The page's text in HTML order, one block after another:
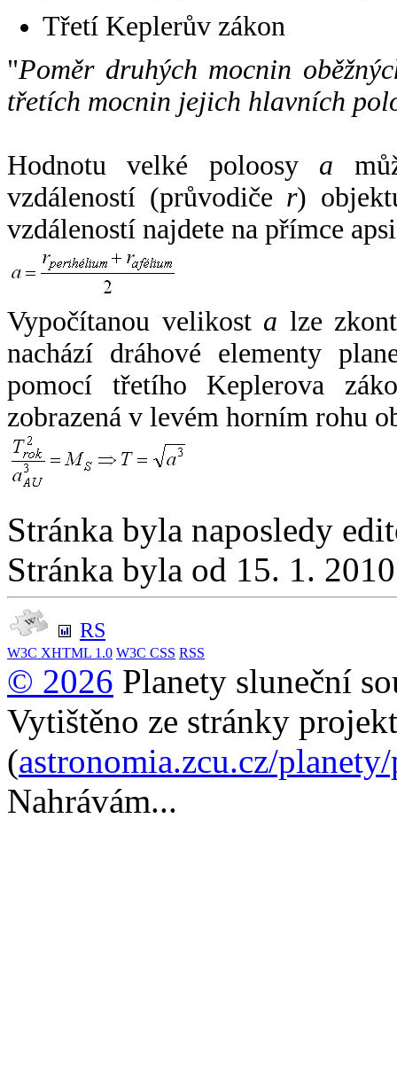
Třetí Keplerův zákon
"Poměr druhých mocnin
třetích mocnin jejich hlavních
Hodnotu velké poloosy a
vzdáleností (průvodiče r)
vzdáleností najdete na přímce
Vypočítanou velikost a lze
nachází dráhové elementy
pomocí třetího Keplerova
zobrazená v levém horním rohu
Stránka byla naposledy
Stránka byla od 15. 1.
RS
W3C XHTML 1.0 W3C CSS RSS
© 2026 Planety sluneční
Vytištěno ze stránky
(astronomia.zcu.cz/
Nahrávám...